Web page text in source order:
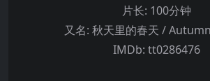
片长: 100分钟
又名: 秋天里的春天 /
IMDb: tt0286476